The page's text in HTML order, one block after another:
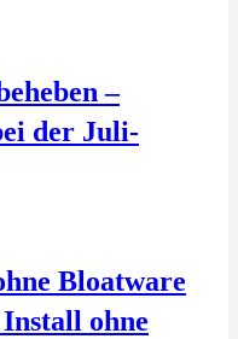
–
der Juli-
Bloatware
ohne